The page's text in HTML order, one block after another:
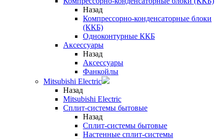
Назад
Компрессорно-конденсаторные блоки
(ККБ)
Одноконтурные ККБ
Аксессуары
Назад
Аксессуары
Фанкойлы
Mitsubishi Electric
Назад
Mitsubishi Electric
Сплит-системы бытовые
Назад
Сплит-системы бытовые
Настенные сплит-системы